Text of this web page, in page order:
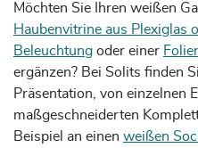
Möchten Sie Ihren weißen
Haubenvitrine aus Plexiglas
Beleuchtung oder einer
ergänzen? Bei Solits finden
Präsentation, von einzelnen
maßgeschneiderten
Beispiel an einen weißen